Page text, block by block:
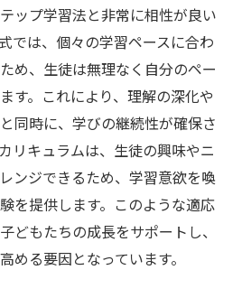
ップ学習法と非常に相性が良い
では、個々の学習ペースに合わ
め、生徒は無理なく自分のペー
す。これにより、理解の深化や
同時に、学びの継続性が確保さ
リキュラムは、生徒の興味やニ
ンジできるため、学習意欲を喚
を提供します。このような適応
どもたちの成長をサポートし、
める要因となっています。